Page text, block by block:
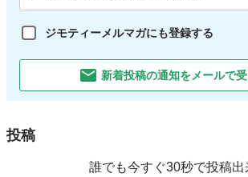
ジモティーメルマガにも登録する
新着投稿の通知をメールで
投稿
誰でも今すぐ30秒で投稿出